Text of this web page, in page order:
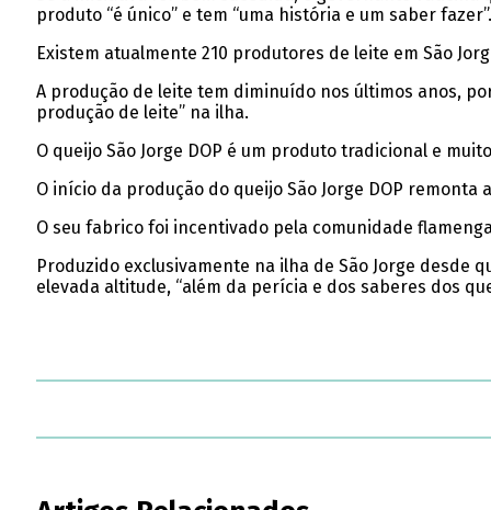
produto “é único” e tem “uma história e um saber fazer”.
Existem atualmente 210 produtores de leite em São
A produção de leite tem diminuído nos últimos anos,
produção de leite” na ilha.
O queijo São Jorge DOP é um produto tradicional e
O início da produção do queijo São Jorge DOP remonta
O seu fabrico foi incentivado pela comunidade
Produzido exclusivamente na ilha de São Jorge desde
elevada altitude, “além da perícia e dos saberes dos